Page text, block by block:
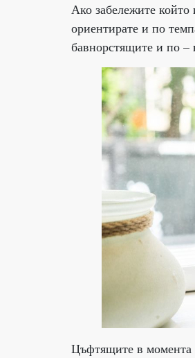
Ако забележите
ориентирате и по
бавнорстящите и по –
Цъфтящите в момента